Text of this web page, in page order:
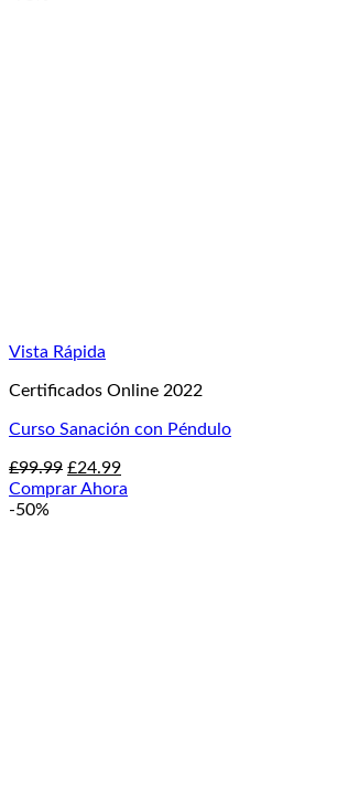
Vista Rápida
Certificados Online 2022
Curso Sanación con Péndulo
£99.99 El
precio
£24.99El
precio
Comprar Ahora
-50%